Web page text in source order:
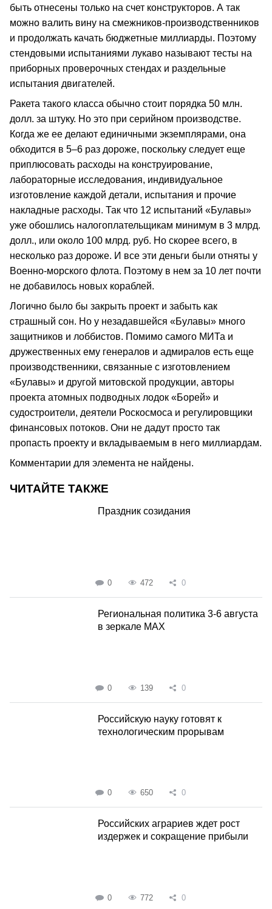
быть отнесены только на счет конструкторов. А так
можно валить вину на смежников-производственников
и продолжать качать бюджетные миллиарды. Поэтому
стендовыми испытаниями лукаво называют тесты на
приборных проверочных стендах и раздельные
испытания двигателей.
Ракета такого класса обычно стоит порядка 50 млн.
долл. за штуку. Но это при серийном производстве.
Когда же ее делают единичными экземплярами, она
обходится в 5–6 раз дороже, поскольку следует еще
приплюсовать расходы на конструирование,
лабораторные исследования, индивидуальное
изготовление каждой детали, испытания и прочие
накладные расходы. Так что 12 испытаний «Булавы»
уже обошлись налогоплательщикам минимум в 3 млрд.
долл., или около 100 млрд. руб. Но скорее всего, в
несколько раз дороже. И все эти деньги были отняты у
Военно-морского флота. Поэтому в нем за 10 лет почти
не добавилось новых кораблей.
Логично было бы закрыть проект и забыть как
страшный сон. Но у незадавшейся «Булавы» много
защитников и лоббистов. Помимо самого МИТа и
дружественных ему генералов и адмиралов есть еще
производственники, связанные с изготовлением
«Булавы» и другой митовской продукции, авторы
проекта атомных подводных лодок «Борей» и
судостроители, деятели Роскосмоса и регулировщики
финансовых потоков. Они не дадут просто так
пропасть проекту и вкладываемым в него миллиардам.
Комментарии для элемента не найдены.
ЧИТАЙТЕ ТАКЖЕ
Праздник созидания
0 472 0
Региональная политика 3-6 августа
в зеркале MAX
0 139 0
Российскую науку готовят к
технологическим прорывам
0 650 0
Российских аграриев ждет рост
издержек и сокращение прибыли
0 772 0